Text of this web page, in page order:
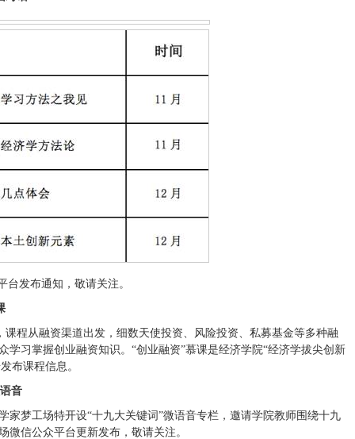
发布通知，敬请关注。
程从融资渠道出发，细数天使投资、风险投资、私募基金等多种融
习掌握创业融资知识。“创业融资”慕课是经济学院“经济学拔尖创新
布课程信息。
音
梦工场特开设“十九大关键词”微语音专栏，邀请学院教师围绕十九
信公众平台更新发布，敬请关注。